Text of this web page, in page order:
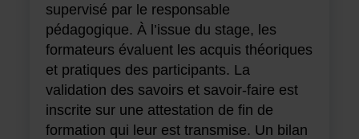
supervisé par le responsable
pédagogique. À l’issue du stage, les
formateurs évaluent les acquis théoriques
et pratiques des participants. La
validation des savoirs et savoir-faire est
inscrite sur une attestation de fin de
formation qui leur est transmise. Un bilan